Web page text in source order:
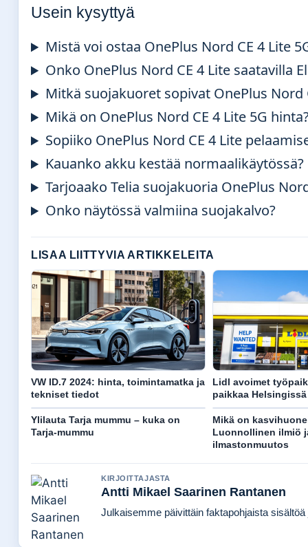
Usein kysyttyä
Mistä voi ostaa OnePlus Nord CE 4 Lite
Onko OnePlus Nord CE 4 Lite saatavilla
Mitkä suojakuoret sopivat OnePlus Nord
Mikä on OnePlus Nord CE 4 Lite 5G
Sopiiko OnePlus Nord CE 4 Lite
Kauanko akku kestää normaalikäytössä?
Tarjoaako Telia suojakuoria OnePlus
Onko näytössä valmiina suojakalvo?
LISAA LIITTYVIA ARTIKKELEITA
VW ID.7 2024: hinta, toimintamatka ja
tekniset tiedot
Lidl avoimet
paikkaa Helsingissä
Ylilauta Tarja mummu – kuka on
Tarja-mummu
Mikä on
Luonnollinen ilmiö
ilmastonmuutos
KIRJOITTAJASTA
Antti Mikael Saarinen Rantanen
Julkaisemme päivittäin faktapohjaista